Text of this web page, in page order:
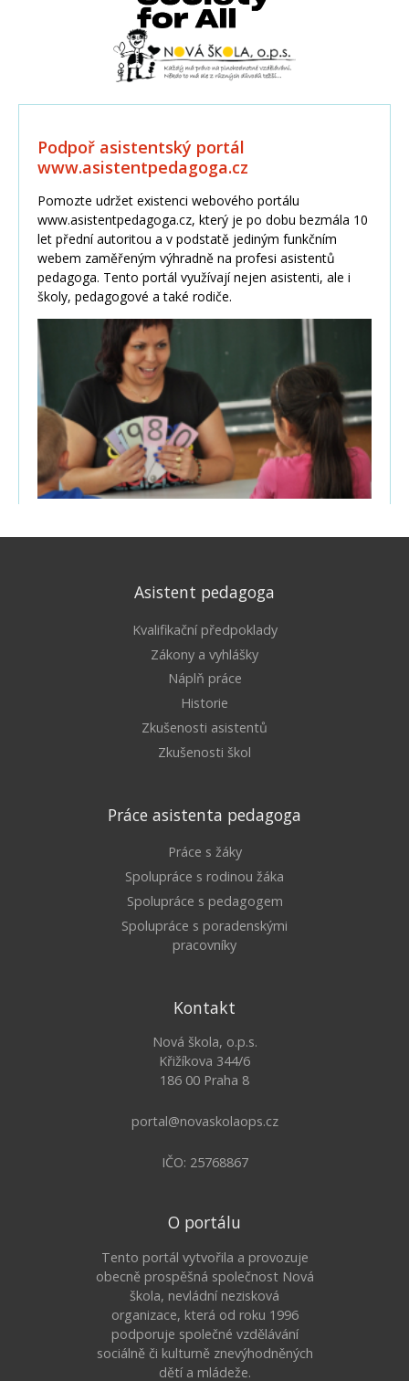
Asistent pedagoga
Kvalifikační předpoklady
Zákony a vyhlášky
Náplň práce
Historie
Zkušenosti asistentů
Zkušenosti škol
Práce asistenta pedagoga
Práce s žáky
Spolupráce s rodinou žáka
Spolupráce s pedagogem
Spolupráce s poradenskými
pracovníky
Kontakt
Nová škola, o.p.s.
Křižíkova 344/6
186 00 Praha 8
portal@novaskolaops.cz
IČO: 25768867
O portálu
Tento portál vytvořila a provozuje
obecně prospěšná společnost Nová
škola, nevládní nezisková
organizace, která od roku 1996
podporuje společné vzdělávání
sociálně či kulturně znevýhodněných
dětí a mládeže.